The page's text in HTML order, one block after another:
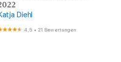
Diehl
4,5 •21 Bewertungen